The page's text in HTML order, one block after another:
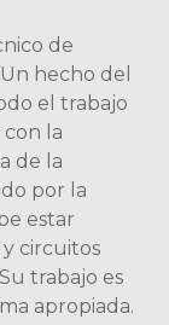
de
hecho del
el trabajo
con la
de la
por la
estar
circuitos
trabajo es
apropiada.